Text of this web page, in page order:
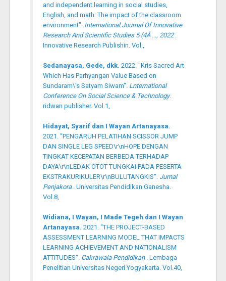
and independent learning in social studies,
English, and math: The impact of the classroom
environment". International Journal Of Innovative
Research And Scientific Studies 5 (4Â …, 2022.
Innovative Research Publishin. Vol.,
Sedanayasa, Gede, dkk. 2022. "Kris Sacred Art
Which Has Parhyangan Value Based on
Sundaram\'s Satyam Siwam". Lnternational
Conference On Social Science & Technology.
ridwan publisher. Vol.1,
Hidayat, Syarif dan I Wayan Artanayasa.
2021. "PENGARUH PELATIHAN SCISSOR JUMP
DAN SINGLE LEG SPEED\r\nHOPE DENGAN
TINGKAT KECEPATAN BERBEDA TERHADAP
DAYA\r\nLEDAK OTOT TUNGKAI PADA PESERTA
EKSTRAKURIKULER\r\nBULUTANGKIS". Jurnal
Penjakora . Universitas Pendidikan Ganesha.
Vol.8,
Widiana, I Wayan, I Made Tegeh dan I Wayan
Artanayasa. 2021. "THE PROJECT-BASED
ASSESSMENT LEARNING MODEL THAT IMPACTS
LEARNING ACHIEVEMENT AND NATIONALISM
ATTITUDES". Cakrawala Pendidikan . Lembaga
Penelitian Universitas Negeri Yogyakarta. Vol.40,